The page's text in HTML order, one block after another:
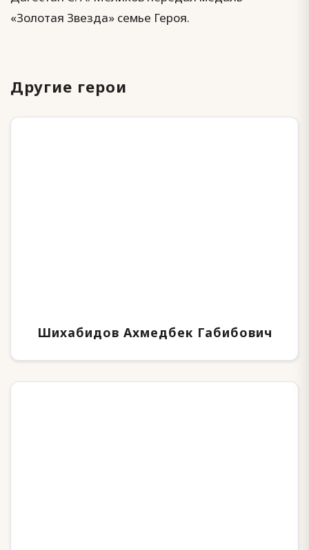
«Золотая Звезда» семье Героя.
Другие герои
Шихабидов Ахмедбек Габибович